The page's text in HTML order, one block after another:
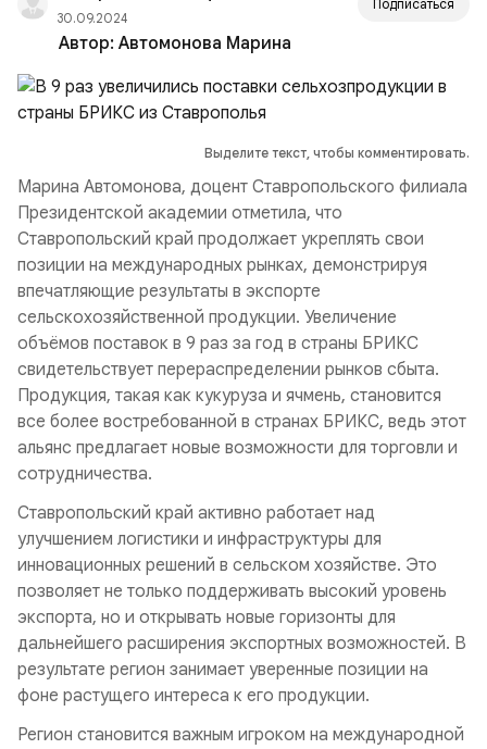
30.09.2024
Подписаться
Автор: Автомонова Марина
Выделите текст, чтобы комментировать.
Марина Автомонова, доцент Ставропольского филиала
Президентской академии отметила, что
Ставропольский край продолжает укреплять свои
позиции на международных рынках, демонстрируя
впечатляющие результаты в экспорте
сельскохозяйственной продукции. Увеличение
объёмов поставок в 9 раз за год в страны БРИКС
свидетельствует перераспределении рынков сбыта.
Продукция, такая как кукуруза и ячмень, становится
все более востребованной в странах БРИКС, ведь этот
альянс предлагает новые возможности для торговли и
сотрудничества.
Ставропольский край активно работает над
улучшением логистики и инфраструктуры для
инновационных решений в сельском хозяйстве. Это
позволяет не только поддерживать высокий уровень
экспорта, но и открывать новые горизонты для
дальнейшего расширения экспортных возможностей. В
результате регион занимает уверенные позиции на
фоне растущего интереса к его продукции.
Регион становится важным игроком на международной